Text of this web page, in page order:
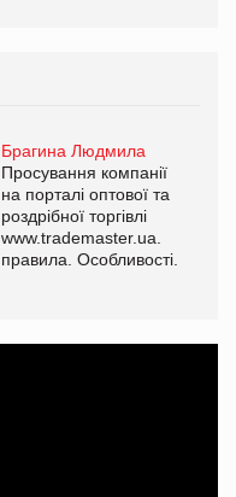
Брагина Людмила
Просування компанії
на порталі оптової та
роздрібної торгівлі
www.trademaster.ua.
правила. Особливості.